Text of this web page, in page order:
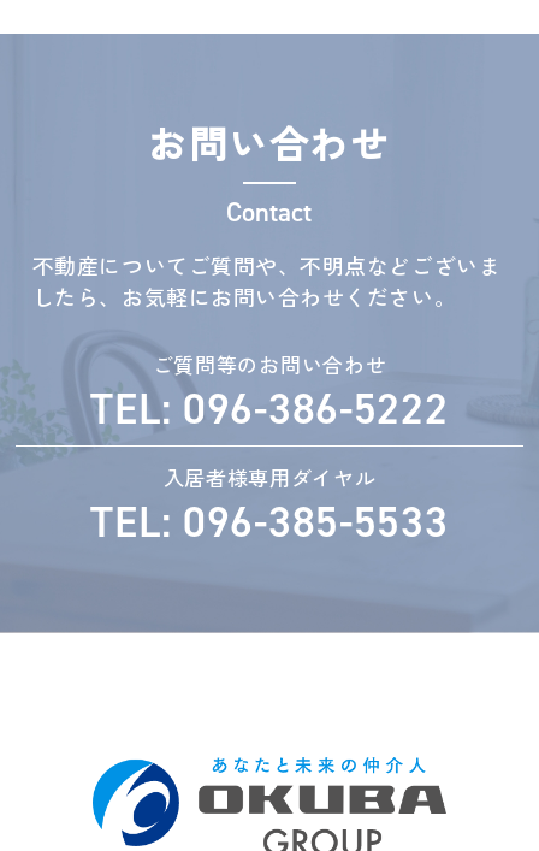
お問い合わせ
Contact
不動産についてご質問や、不明点などございま
したら、お気軽にお問い合わせください。
ご質問等のお問い合わせ
TEL: 096-386-5222
入居者様専用ダイヤル
TEL: 096-385-5533